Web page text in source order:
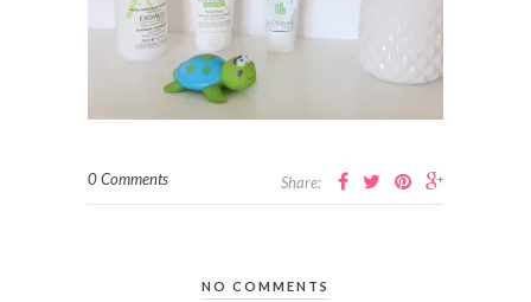
0 Comments Share:
NO COMMENTS